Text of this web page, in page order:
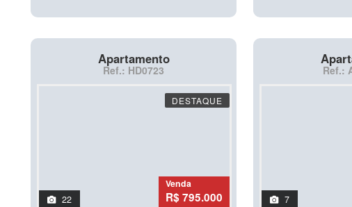
Apartamento
Ref.: HD0723
DESTAQUE
22
Venda
R$ 795.000
Ref.:
7